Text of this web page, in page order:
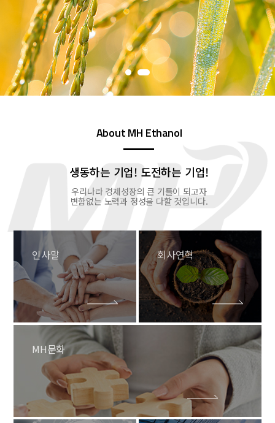
About MH Ethanol
생동하는 기업! 도전하는 기업!
우리나라 경제성장의 큰 기틀이 되고자
변함없는 노력과 정성을 다할 것입니다.
인사말 회사연혁
MH문화